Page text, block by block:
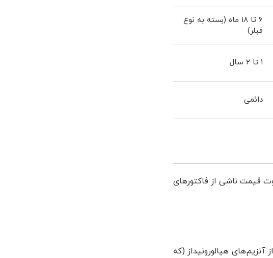
۶ تا ۱۸ ماه (بسته به نوع
فیلر)
۱ تا ۲ سال
دائمی
قیمت ناشی از فاکتورهای
آنزیم‌های هیالورونیداز (که